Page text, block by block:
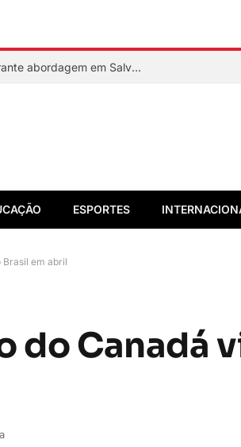
PM reage a assalto e mata suspeito durante abordagem em Salvador
ESPORTES
em abril
Canadá